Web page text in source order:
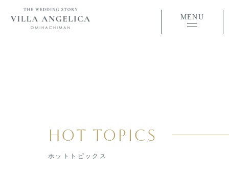
MENU
HOT TOPICS
ホットトピックス